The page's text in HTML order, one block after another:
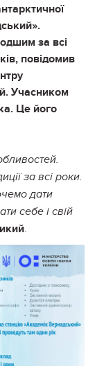
за всі
повідомив
Учасником
Це його
за всі роки.
дати
себе і свій
.